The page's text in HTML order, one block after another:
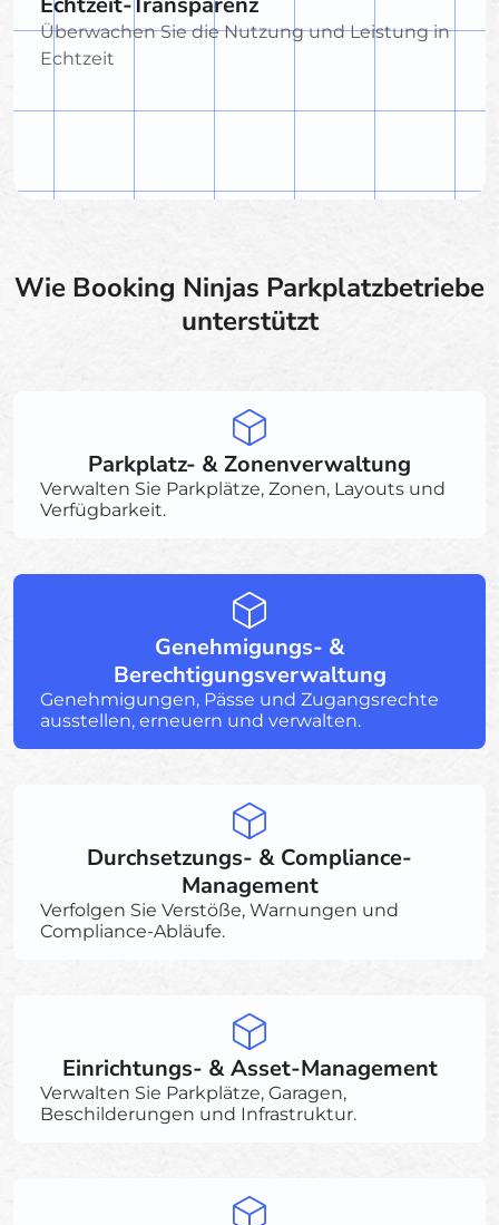
Überwachen Sie die Nutzung und Leistung in
Echtzeit
Wie Booking Ninjas Parkplatzbetriebe
unterstützt
Parkplatz- & Zonenverwaltung
Verwalten Sie Parkplätze, Zonen, Layouts und
Verfügbarkeit.
Genehmigungs- &
Berechtigungsverwaltung
Genehmigungen, Pässe und Zugangsrechte
ausstellen, erneuern und verwalten.
Durchsetzungs- & Compliance-
Management
Verfolgen Sie Verstöße, Warnungen und
Compliance-Abläufe.
Einrichtungs- & Asset-Management
Verwalten Sie Parkplätze, Garagen,
Beschilderungen und Infrastruktur.